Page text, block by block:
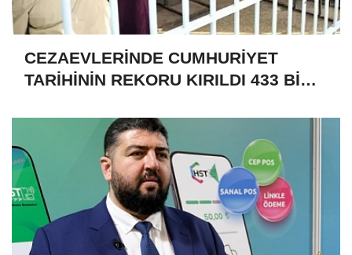
CEZAEVLERİNDE CUMHURİYET
TARİHİNİN REKORU KIRILDI 433 BİN